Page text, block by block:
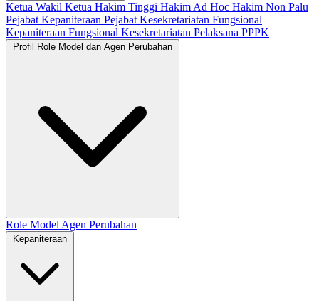
Ketua Wakil Ketua Hakim Tinggi Hakim Ad Hoc Hakim Non Palu
Pejabat Kepaniteraan Pejabat Kesekretariatan Fungsional
Kepaniteraan Fungsional Kesekretariatan Pelaksana PPPK
Profil Role Model dan Agen Perubahan
Role Model Agen Perubahan
Kepaniteraan